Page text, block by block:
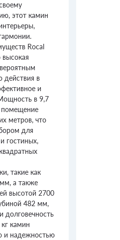
этот камин
Rocal
высокая
действия в
и
в 9,7
помещение
метров, что
для
гостиных,
такие как
а также
высотой 2700
482 мм,
долговечность
камин
и надежностью